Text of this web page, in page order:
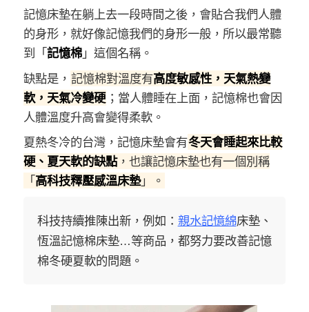
記憶床墊在躺上去一段時間之後，會貼合我們人體
的身形，就好像記憶我們的身形一般，所以最常聽
到「 記憶棉」這個名稱。
缺點是， 記憶棉對溫度有高度敏感性，天氣熱變
軟，天氣冷變硬 ；當人體睡在上面，記憶棉也會因
人體溫度升高會變得柔軟。
夏熱冬冷的台灣，記憶床墊會有冬天會睡起來比較
硬、夏天軟的缺點，也讓記憶床墊也有一個別稱
「 高科技釋壓感溫床墊」。
科技持續推陳出新，例如： 親水記憶綿床墊、
恆溫記憶棉床墊…等商品，都努力要改善記憶
棉冬硬夏軟的問題。